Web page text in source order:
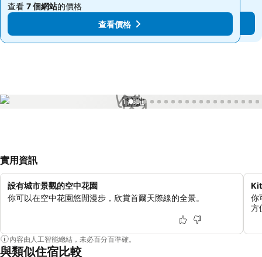
查看 7 個網站的價格
查看價格
查看 7 個網站的價格
查看價格
1 / 68
實用資訊
設有城市景觀的空中花園
你可以在空中花園悠閒漫步，欣賞首爾天際線的全景。
你
方
內容由人工智能總結，未必百分百準確。
與類似住宿比較